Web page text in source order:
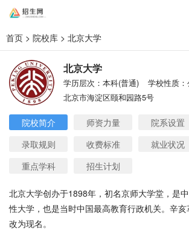
首页 > 院校库 > 北京大学
北京大学
学历层次：本科(普通)
学校性质
北京市海淀区颐和园路5号
院校简介 师资力量 院系设置
录取规则
收费标准 就业状况
重点学科
招生计划
北京大学创办于1898年，初名京师大学堂，是
性大学，也是当时中国最高教育行政机关。辛
改为现名。